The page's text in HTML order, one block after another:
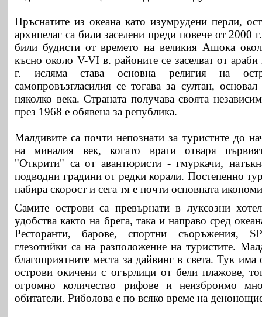
Пръснатите из океана като изумрудени перли,
архипелаг са били заселени преди повече от 2000
били будисти от времето на великия Ашока
късно около V-VI в. районите се заселват от
г. исляма става основна религия на
самопровъзгласилия се тогава за султан,
няколко века. Страната получава своята
през 1968 е обявена за република.
Малдивите са почти непознати за туристите до
на миналия век, когато врати отваря
"Открити" са от авантюристи - гмуркачи,
подводни градини от редки корали. Постепенно
набира скорост и сега тя е почти основната
Самите острови са превърнати в луксозни
удобства както на брега, така и направо сред
Ресторанти, барове, спортни съоръжения,
глезотийки са на разположение на туристите.
благоприятните места за дайвинг в света. Тук
острови окичени с огърлици от бели плажове,
огромно количество рифове и неизброимо
обитатели. Риболова е по всяко време на